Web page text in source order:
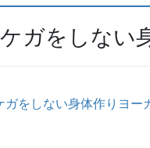
ガをしない
ガをしない身体作りヨー